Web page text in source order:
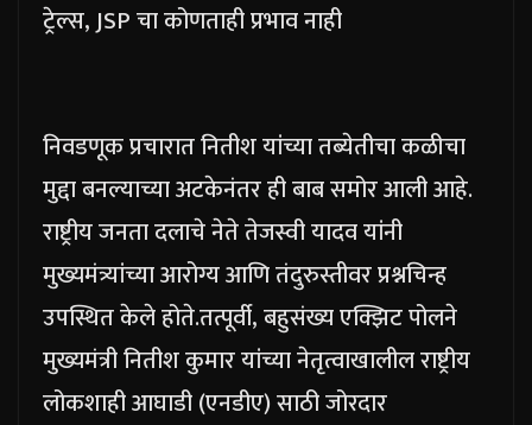
ट्रेल्स, JSP चा कोणताही प्रभाव नाही
निवडणूक प्रचारात नितीश यांच्या तब्येतीचा कळीचा
मुद्दा बनल्याच्या अटकेनंतर ही बाब समोर आली आहे.
राष्ट्रीय जनता दलाचे नेते तेजस्वी यादव यांनी
मुख्यमंत्र्यांच्या आरोग्य आणि तंदुरुस्तीवर प्रश्नचिन्ह
उपस्थित केले होते.तत्पूर्वी, बहुसंख्य एक्झिट पोलने
मुख्यमंत्री नितीश कुमार यांच्या नेतृत्वाखालील राष्ट्रीय
लोकशाही आघाडी (एनडीए) साठी जोरदार